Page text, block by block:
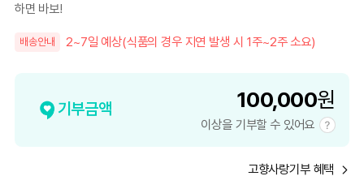
하면 바보!
배송안내 2~7일 예상(식품의 경우 지연 발생 시 1주~2주 소요)
기부금액 100,000원
이상을 기부할 수 있어요
고향사랑기부 혜택